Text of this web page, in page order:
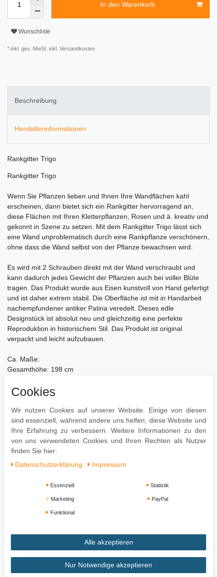
In den Warenkorb
Wunschliste
* inkl. ges. MwSt. inkl. Versandkosten
Beschreibung
Herstellerinformationen
Rankgitter Trigo
Rankgitter Trigo
Wenn Sie Pflanzen lieben und Ihnen Ihre Wandflächen kahl
erscheinen, dann bietet sich ein Rankgitter hervorragend an,
diese Flächen mit Ihren Kletterpflanzen, Rosen und ä. kreativ und
gekonnt in Szene zu setzen. Mit dem Rankgitter Trigo lässt sich
eine Wand unproblematisch durch eine Rankpflanze verschönern,
ohne dass die Wand selbst von der Pflanze bewachsen wird.
Es wird mit 2 Schrauben direkt mit der Wand verschraubt und
kann dadurch jedes Gewicht der Pflanzen auch bei voller Blüte
tragen. Das Produkt wurde aus Eisen kunstvoll von Hand gefertigt
und ist daher extrem stabil. Die Oberfläche ist mit in Handarbeit
nachempfundener antiker Patina veredelt. Dieses edle
Designstück ist absolut neu und gleichzeitig eine perfekte
Reproduktion in historischem Stil. Das Produkt ist original
verpackt und leicht aufzubauen.
Ca. Maße:
Gesamthöhe: 198 cm
Materialstärke: 1 cm
Besonderheiten:
Beste Qualität und Verarbeitung
Volle gesetzliche Gewährleistung
Befestigungsmaterial gehört nicht zum Lieferumfang
Cookies
Wir nutzen Cookies auf unserer Website. Einige von diesen
sind essenziell, während andere uns helfen, diese Website und
Ihre Erfahrung zu verbessern. Weitere Informationen zu den
von uns verwendeten Cookies und Ihren Rechten als Nutzer
finden Sie hier:
Daten­schutz­erklärung
Impressum
Essenziell Statistik
Marketing PayPal
Funktional
Alle akzeptieren
Nur Notwendige akzeptieren